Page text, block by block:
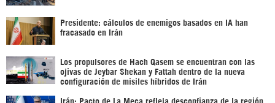
Presidente: cálculos de enemigos basados en IA han
fracasado en Irán
Los propulsores de Hach Qasem se encuentran con las
ojivas de Jeybar Shekan y Fattah dentro de la nueva
configuración de misiles híbridos de Irán
Irán: Pacto de La Meca refleja desconfianza de la región